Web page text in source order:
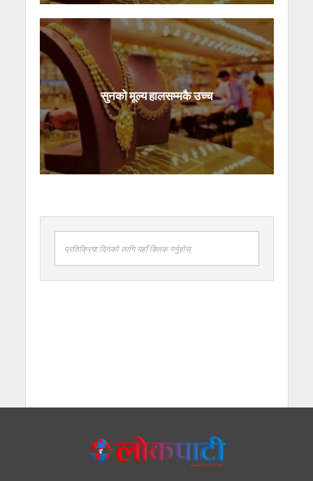
सुनको मूल्य हालसम्मकै उच्च
प्रतिक्रिया दिनको लागि यहाँ क्लिक गर्नुहोस्